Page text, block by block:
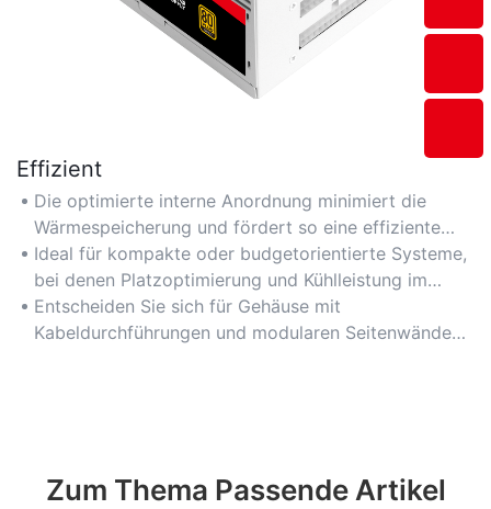
Effizient
Die optimierte interne Anordnung minimiert die
Wärmespeicherung und fördert so eine effiziente
Wärmeableitung für luftgekühlte Komponenten.
Ideal für kompakte oder budgetorientierte Systeme,
bei denen Platzoptimierung und Kühlleistung im
Gleichgewicht stehen.
Entscheiden Sie sich für Gehäuse mit
Kabeldurchführungen und modularen Seitenwänden,
Zum Thema Passende Artikel